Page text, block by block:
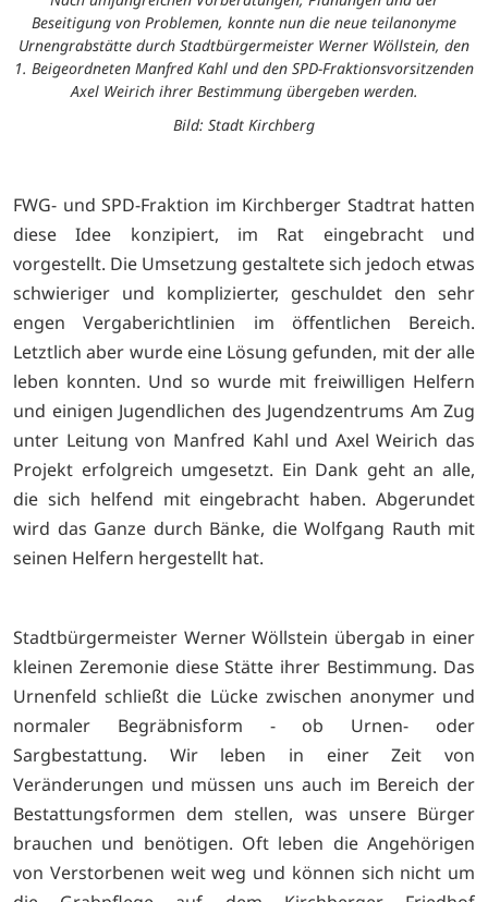
Beseitigung von Problemen, konnte nun die neue teilanonyme
Urnengrabstätte durch Stadtbürgermeister Werner Wöllstein, den
1. Beigeordneten Manfred Kahl und den SPD-Fraktionsvorsitzenden
Axel Weirich ihrer Bestimmung übergeben werden.
Bild: Stadt Kirchberg
FWG- und SPD-Fraktion im Kirchberger Stadtrat hatten
diese Idee konzipiert, im Rat eingebracht und
vorgestellt. Die Umsetzung gestaltete sich jedoch etwas
schwieriger und komplizierter, geschuldet den sehr
engen Vergaberichtlinien im öffentlichen Bereich.
Letztlich aber wurde eine Lösung gefunden, mit der alle
leben konnten. Und so wurde mit freiwilligen Helfern
und einigen Jugendlichen des Jugendzentrums Am Zug
unter Leitung von Manfred Kahl und Axel Weirich das
Projekt erfolgreich umgesetzt. Ein Dank geht an alle,
die sich helfend mit eingebracht haben. Abgerundet
wird das Ganze durch Bänke, die Wolfgang Rauth mit
seinen Helfern hergestellt hat.
Stadtbürgermeister Werner Wöllstein übergab in einer
kleinen Zeremonie diese Stätte ihrer Bestimmung. Das
Urnenfeld schließt die Lücke zwischen anonymer und
normaler Begräbnisform - ob Urnen- oder
Sargbestattung. Wir leben in einer Zeit von
Veränderungen und müssen uns auch im Bereich der
Bestattungsformen dem stellen, was unsere Bürger
brauchen und benötigen. Oft leben die Angehörigen
von Verstorbenen weit weg und können sich nicht um